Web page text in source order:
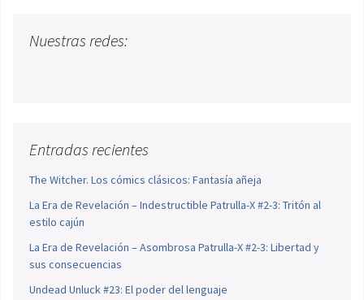
Nuestras redes:
Entradas recientes
The Witcher. Los cómics clásicos: Fantasía añeja
La Era de Revelación – Indestructible Patrulla-X #2-3: Tritón al
estilo cajún
La Era de Revelación – Asombrosa Patrulla-X #2-3: Libertad y
sus consecuencias
Undead Unluck #23: El poder del lenguaje